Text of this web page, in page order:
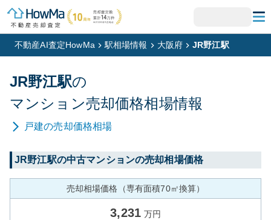
不動産AI査定HowMa 駅相場情報 大阪府 JR野江駅
JR野江駅の
マンション売却価格相場情報
戸建の売却価格相場
JR野江駅の中古マンションの売却相場価格
売却相場価格（専有面積70㎡換算）
3,231 万円